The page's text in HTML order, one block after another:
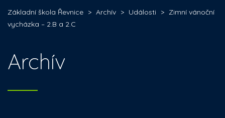
Základní škola Řevnice > Archív > Události > Zimní vánoční
vycházka – 2.B a 2.C
Archív